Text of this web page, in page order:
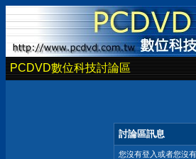
PCDVD數位科技討論區
討論區訊息
您沒有登入或者您沒